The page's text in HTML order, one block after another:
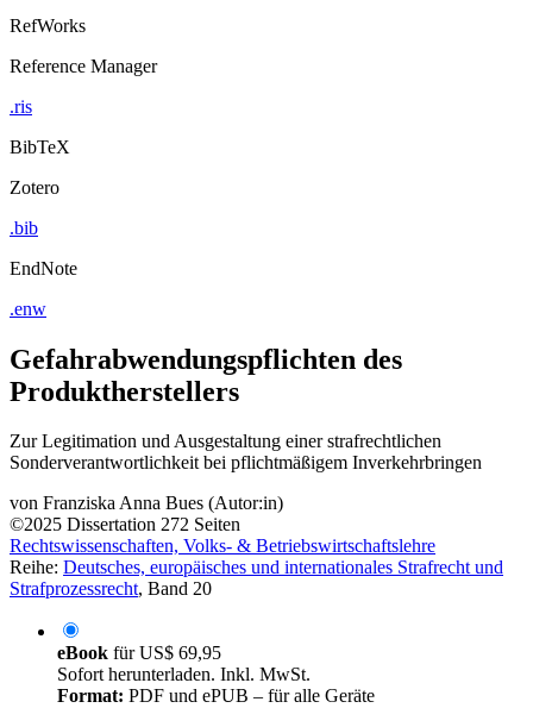
RefWorks
Reference Manager
.ris
BibTeX
Zotero
.bib
EndNote
.enw
Gefahrabwendungspflichten des
Produktherstellers
Zur Legitimation und Ausgestaltung einer strafrechtlichen
Sonderverantwortlichkeit bei pflichtmäßigem Inverkehrbringen
von Franziska Anna Bues (Autor:in)
©2025 Dissertation 272 Seiten
Rechtswissenschaften, Volks- & Betriebswirtschaftslehre
Reihe: Deutsches, europäisches und internationales Strafrecht und
Strafprozessrecht, Band 20
eBook fürUS$ 69,95
Sofort herunterladen. Inkl. MwSt.
Format: PDF und ePUB – für alle Geräte